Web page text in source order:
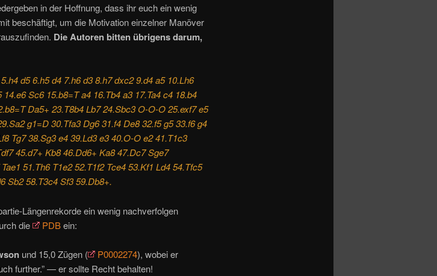
in der Hoffnung, dass ihr euch ein wenig
beschäftigt, um die Motivation einzelner Manöver
Die Autoren bitten übrigens darum,
d5 6.h5 d4 7.h6 d3 8.h7 dxc2 9.d4 a5 10.Lh6
Sc6 15.b8=T a4 16.Tb4 a3 17.Ta4 c4 18.b4
Da5+ 23.T8b4 Lb7 24.Sbc3 O-O-O 25.exf7 e5
g1=D 30.Tfa3 Dg6 31.f4 De8 32.f5 g5 33.f6 g4
Tg7 38.Sg3 e4 39.Ld3 e3 40.O-O e2 41.T1c3
45.d7+ Kb8 46.Dd6+ Ka8 47.Dc7 Sge7
51.Th6 T1e2 52.T1f2 Tce4 53.Kf1 Ld4 54.Tfc5
Sb2 58.T3c4 Sf3 59.Db8+.
Längenrekorde ein wenig nachverfolgen
die
PDBein:
und 15,0 Zügen ( P0002274), wobei er
further.” — er sollte Recht behalten!